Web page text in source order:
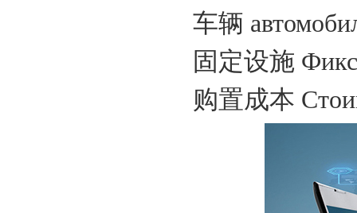
车辆
固定设施
购置成本